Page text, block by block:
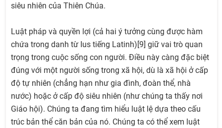
siêu nhiên của Thiên Chúa.
Luật pháp và quyền lợi (cả hai ý tưởng cùng được hàm
chứa trong danh từ Ius tiếng Latinh)[9] giữ vai trò quan
trọng trong cuộc sống con người. Điều này càng đặc biệt
đúng với một người sống trong xã hội, dù là xã hội ở cấp
độ tự nhiên (chẳng hạn như gia đình, đoàn thể, nhà
nước) hoặc ở cấp độ siêu nhiên (như chúng ta thấy nơi
Giáo hội). Chúng ta đang tìm hiểu luật lệ dựa theo cấu
trúc bản thể căn bản của nó. Chúng ta có thể xem luật